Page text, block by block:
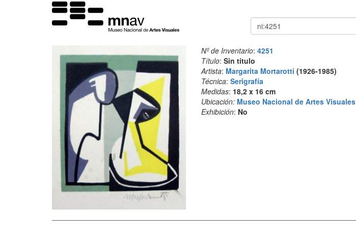
Buscar
Nº de Inventario: 4251
Título: Sin título
Artista: Margarita Mortarotti (1926-1985)
Técnica: Serigrafía
Medidas: 18,2 x 16 cm
Ubicación: Museo Nacional de Artes Visuales
Exhibición: No